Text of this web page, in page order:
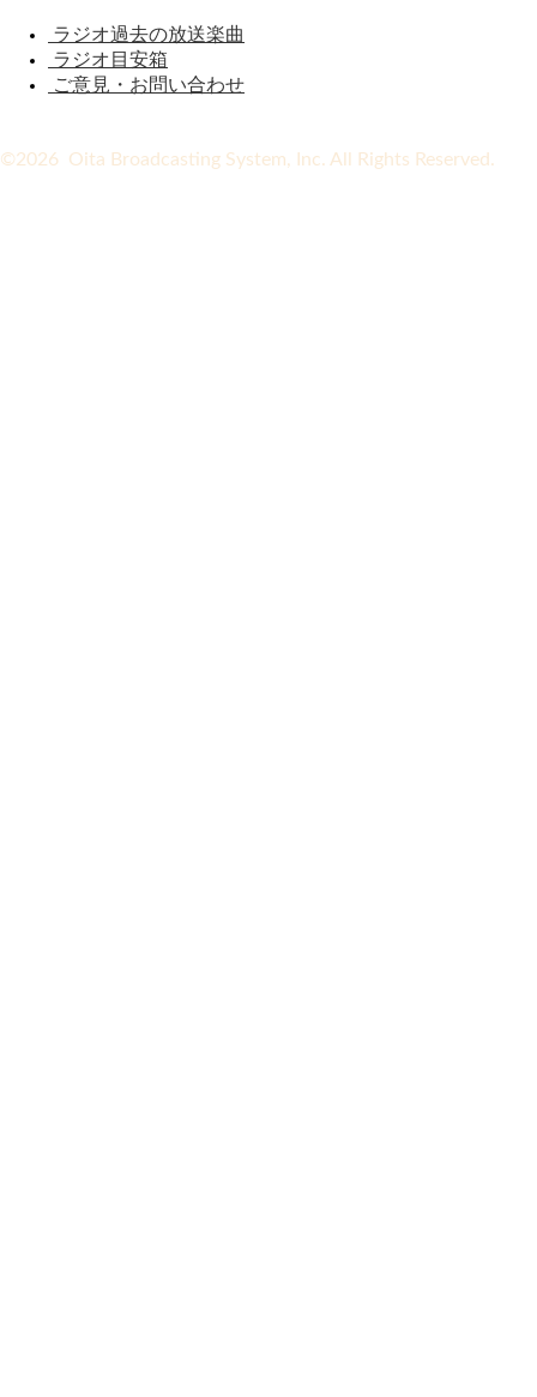
ラジオ過去の放送楽曲
ラジオ目安箱
ご意見・お問い合わせ
©2026 Oita Broadcasting System, Inc. All Rights Reserved.